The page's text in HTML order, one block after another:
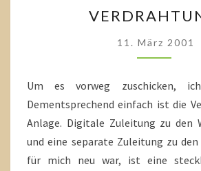
11. März 2001
Um es vorweg zuschicken,
Dementsprechend einfach ist die
Anlage. Digitale Zuleitung zu den
und eine separate Zuleitung zu den
für mich neu war, ist eine